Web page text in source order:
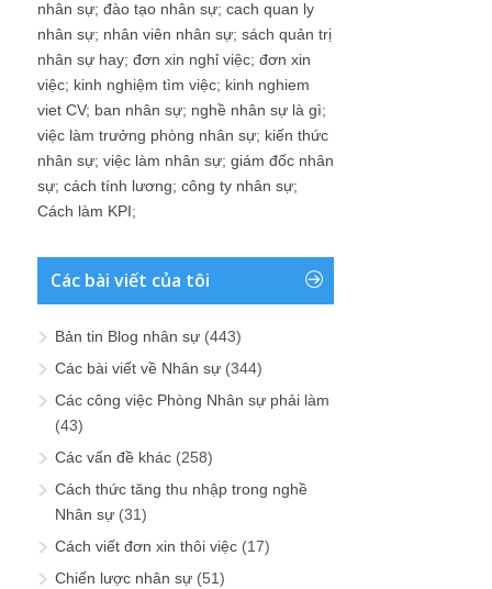
nhân sự; đào tạo nhân sự; cach quan ly
nhân sự; nhân viên nhân sự; sách quản trị
nhân sự hay; đơn xin nghỉ việc; đơn xin
việc; kinh nghiệm tìm việc; kinh nghiem
viet CV; ban nhân sự; nghề nhân sự là gì;
việc làm trưởng phòng nhân sự; kiến thức
nhân sự; việc làm nhân sự; giám đốc nhân
sự; cách tính lương; công ty nhân sự;
Cách làm KPI;
Các bài viết của tôi
Bản tin Blog nhân sự (443)
Các bài viết về Nhân sự (344)
Các công việc Phòng Nhân sự phải làm
(43)
Các vấn đề khác (258)
Cách thức tăng thu nhập trong nghề
Nhân sự (31)
Cách viết đơn xin thôi việc (17)
Chiến lược nhân sự (51)